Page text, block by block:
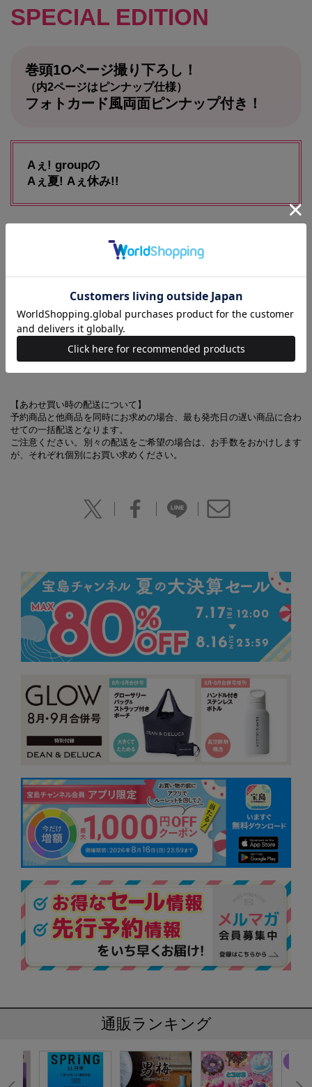
SPECIAL EDITION
巻頭1Oページ撮り下ろし！
（内2ページはピンナップ仕様）
フォトカード風両面ピンナップ付き！
Aぇ! groupの
Aぇ夏! Aぇ休み!!
※7月号増刊に、ハローキティのリボン型ミニバッグ付録はつきません
mini 2026年7月号
【特別付録】ハローキティ
ストラップ付きリボン型ミニBAG
【あわせ買い時の配送について】
予約商品と他商品を同時にお求めの場合、最も発売日の遅い商品に合わ
せての一括配送となります。
ご注意ください。別々の配送をご希望の場合は、お手数をおかけします
が、それぞれ個別にお買い求めください。
通販ランキング